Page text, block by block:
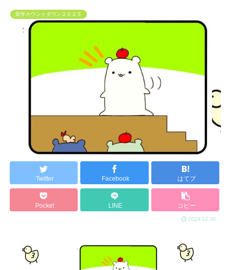
新年カウントダウン２０２５
Twitter Facebook はてブ
Pocket LINE コピー
2024.12.30